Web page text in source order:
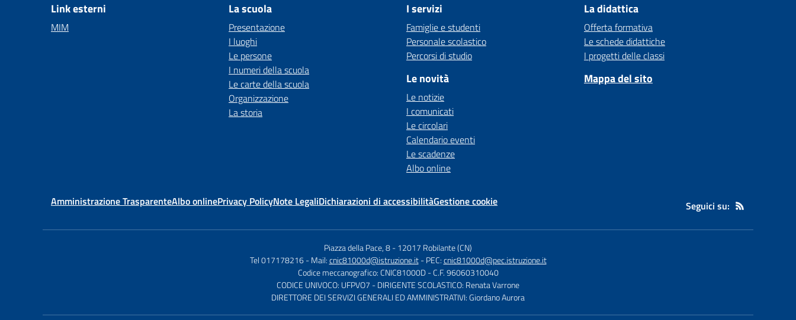
Link esterni
MIM
La scuola
Presentazione
I luoghi
Le persone
I numeri della scuola
Le carte della scuola
Organizzazione
La storia
I servizi
Famiglie e studenti
Personale scolastico
Percorsi di studio
Le novità
Le notizie
I comunicati
Le circolari
Calendario eventi
Le scadenze
Albo online
La didattica
Offerta formativa
Le schede didattiche
I progetti delle classi
Mappa del sito
Amministrazione TrasparenteAlbo onlinePrivacy PolicyNote LegaliDichiarazioni di accessibilitàGestione cookie Seguici su:
Piazza della Pace, 8-12017 Robilante (CN)
Tel 017178216 - Mail:cnic81000d@istruzione.it - PEC:cnic81000d@pec.istruzione.it
Codice meccanografico: CNIC81000D - C.F. 96060310040
CODICE UNIVOCO: UFPVO7 - DIRIGENTE SCOLASTICO: Renata Varrone
DIRETTORE DEI SERVIZI GENERALI ED AMMINISTRATIVI: Giordano Aurora